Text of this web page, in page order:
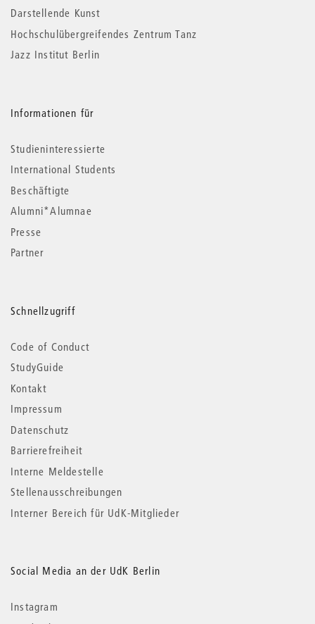
Darstellende Kunst
Hochschulübergreifendes Zentrum Tanz
Jazz Institut Berlin
Informationen für
Studieninteressierte
International Students
Beschäftigte
Alumni*Alumnae
Presse
Partner
Schnellzugriff
Code of Conduct
StudyGuide
Kontakt
Impressum
Datenschutz
Barrierefreiheit
Interne Meldestelle
Stellenausschreibungen
Interner Bereich für UdK-Mitglieder
Social Media an der UdK Berlin
Instagram